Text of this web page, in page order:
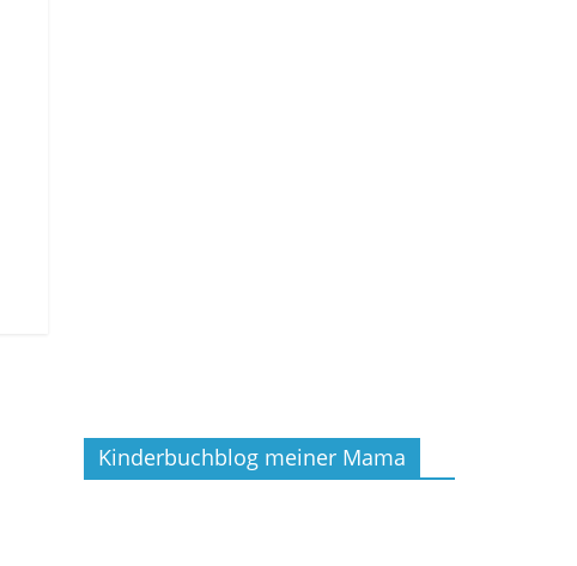
Kinderbuchblog meiner Mama